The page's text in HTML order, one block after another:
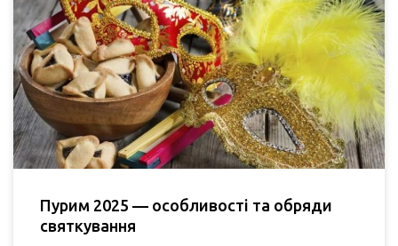
Пурим 2025 — особливості та обряди
святкування